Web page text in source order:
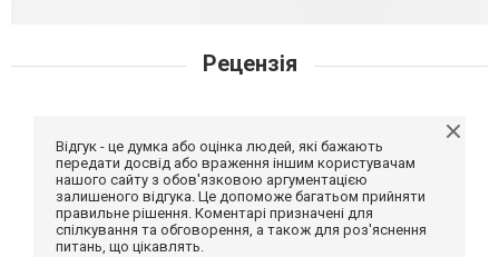
Рецензія
Відгук - це думка або оцінка людей, які бажають
передати досвід або враження іншим користувачам
нашого сайту з обов'язковою аргументацією
залишеного відгука. Це допоможе багатьом прийняти
правильне рішення. Коментарі призначені для
спілкування та обговорення, а також для роз'яснення
питань, що цікавлять.